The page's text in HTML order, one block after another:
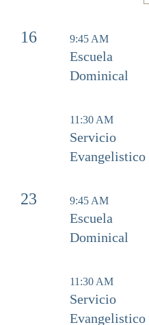
16 9:45 AM
Escuela
Dominical
11:30 AM
Servicio
Evangelistico
23 9:45 AM
Escuela
Dominical
11:30 AM
Servicio
Evangelistico